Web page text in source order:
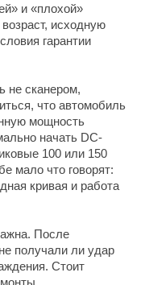
и «плохой»
исходную
гарантии
не сканером,
что автомобиль
мощность
начать DC-
100 или 150
мало что говорят:
кривая и работа
После
получали ли удар
Стоит